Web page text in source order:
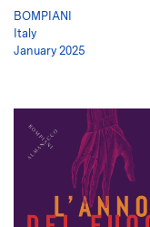
BOMPIANI
Italy
January 2025